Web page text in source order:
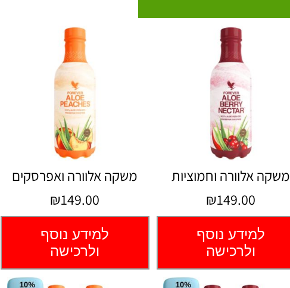
משקה אלוורה וחמוציות משקה אלוורה ואפרסקים
₪149.00
₪149.00
למידע נוסף
ולרכישה
למידע נוסף
ולרכישה